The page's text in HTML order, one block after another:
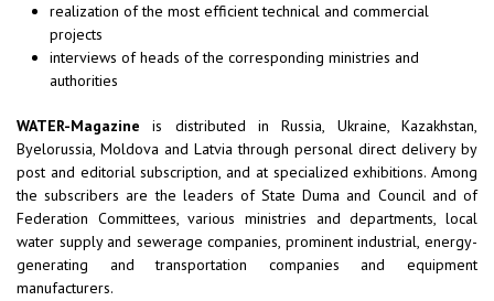
realization of the most efficient technical and commercial
projects
interviews of heads of the corresponding ministries and
authorities
WATER-Magazine is distributed in Russia, Ukraine, Kazakhstan,
Byelorussia, Moldova and Latvia through personal direct delivery by
post and editorial subscription, and at specialized exhibitions. Among
the subscribers are the leaders of State Duma and Council and of
Federation Committees, various ministries and departments, local
water supply and sewerage companies, prominent industrial, energy-
generating and transportation companies and equipment
manufacturers.